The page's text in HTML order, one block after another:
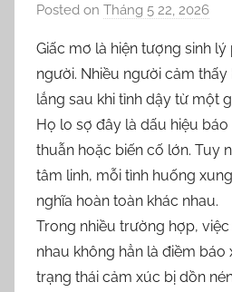
Posted on Tháng 5 22, 2026
o
r
n
e
l
l
a
Giấc mơ là hiện tượng sinh
người. Nhiều người cảm
lắng sau khi tỉnh dậy từ một
Họ lo sợ đây là dấu hiệu
thuẫn hoặc biến cố lớn. Tuy
tâm linh, mỗi tình huống
nghĩa hoàn toàn khác nhau.
Trong nhiều trường hợp,
nhau không hẳn là điềm báo
trạng thái cảm xúc bị dồn